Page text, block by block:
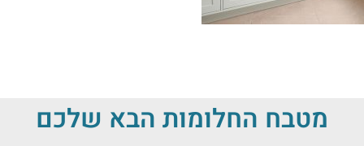
מטבח החלומות הבא שלכם